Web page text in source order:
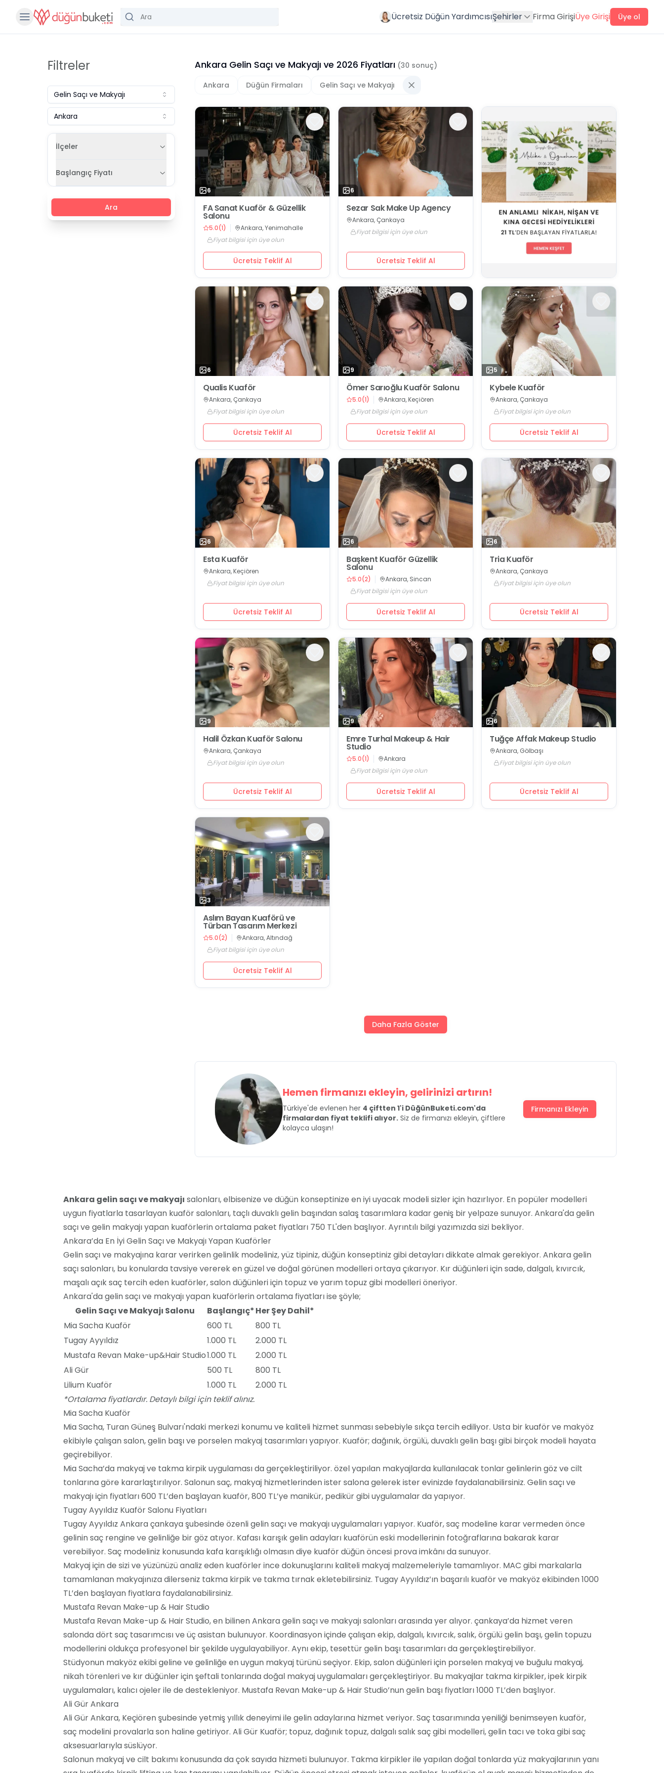
Ücretsiz Düğün YardımcısıŞehirler Firma GirişiÜye Girişi Üye ol
Filtreler
Gelin Saçı ve Makyajı
Ankara
İlçeler
Başlangıç Fiyatı
Ara
Ankara Gelin Saçı ve Makyajı ve 2026 Fiyatları (30 sonuç)
Ankara
Düğün Firmaları Gelin Saçı ve Makyajı
6
FA Sanat Kuaför & Güzellik
Salonu
5.0(1)
Ankara, Yenimahalle
Fiyat bilgisi için üye olun
Ücretsiz Teklif Al
6
Sezar Sak Make Up Agency
Ankara, Çankaya
Fiyat bilgisi için üye olun
Ücretsiz Teklif Al
6
Qualis Kuaför
Ankara, Çankaya
Fiyat bilgisi için üye olun
Ücretsiz Teklif Al
9
Ömer Sarıoğlu Kuaför Salonu
5.0(1)
Ankara, Keçiören
Fiyat bilgisi için üye olun
Ücretsiz Teklif Al
5
Kybele Kuaför
Ankara, Çankaya
Fiyat bilgisi için üye olun
Ücretsiz Teklif Al
6
Esta Kuaför
Ankara, Keçiören
Fiyat bilgisi için üye olun
Ücretsiz Teklif Al
6
Başkent Kuaför Güzellik
Salonu
5.0(2)
Ankara, Sincan
Fiyat bilgisi için üye olun
Ücretsiz Teklif Al
6
Tria Kuaför
Ankara, Çankaya
Fiyat bilgisi için üye olun
Ücretsiz Teklif Al
9
Halil Özkan Kuaför Salonu
Ankara, Çankaya
Fiyat bilgisi için üye olun
Ücretsiz Teklif Al
9
Emre Turhal Makeup & Hair
Studio
5.0(1)
Ankara
Fiyat bilgisi için üye olun
Ücretsiz Teklif Al
6
Tuğçe Affak Makeup Studio
Ankara, Gölbaşı
Fiyat bilgisi için üye olun
Ücretsiz Teklif Al
3
Aslım Bayan Kuaförü ve
Türban Tasarım Merkezi
5.0(2)
Ankara, Altındağ
Fiyat bilgisi için üye olun
Ücretsiz Teklif Al
Daha Fazla Göster
Hemen firmanızı ekleyin, gelirinizi artırın!
Türkiye'de evlenen her 4 çiftten 1'i DüğünBuketi.com'da
firmalardan fiyat teklifi alıyor. Siz de firmanızı ekleyin, çiftlere
kolayca ulaşın!
Firmanızı Ekleyin
Ankara gelin saçı ve makyajı salonları, elbisenize ve düğün konseptinize en iyi uyacak modeli sizler için hazırlıyor. En popüler modelleri
uygun fiyatlarla tasarlayan kuaför salonları, taçlı duvaklı gelin başından salaş tasarımlara kadar geniş bir yelpaze sunuyor. Ankara'da gelin
saçı ve gelin makyajı yapan kuaförlerin ortalama paket fiyatları 750 TL'den başlıyor. Ayrıntılı bilgi yazımızda sizi bekliyor.
Ankara’da En İyi Gelin Saçı ve Makyajı Yapan Kuaförler
Gelin saçı ve makyajına karar verirken gelinlik modeliniz, yüz tipiniz, düğün konseptiniz gibi detayları dikkate almak gerekiyor. Ankara gelin
saçı salonları, bu konularda tavsiye vererek en güzel ve doğal görünen modelleri ortaya çıkarıyor. Kır düğünleri için sade, dalgalı, kıvırcık,
maşalı açık saç tercih eden kuaförler, salon düğünleri için topuz ve yarım topuz gibi modelleri öneriyor.
Ankara'da gelin saçı ve makyajı yapan kuaförlerin ortalama fiyatları ise şöyle;
Gelin Saçı ve Makyajı Salonu
Başlangıç* Her Şey Dahil*
Mia Sacha Kuaför
600 TL
800 TL
Tugay Ayyıldız
1.000 TL
2.000 TL
Mustafa Revan Make-up&Hair Studio1.000 TL
2.000 TL
Ali Gür
500 TL
800 TL
Lilium Kuaför
1.000 TL
2.000 TL
*Ortalama fiyatlardır. Detaylı bilgi için teklif alınız.
Mia Sacha Kuaför
Mia Sacha, Turan Güneş Bulvarı'ndaki merkezi konumu ve kaliteli hizmet sunması sebebiyle sıkça tercih ediliyor. Usta bir kuaför ve makyöz
ekibiyle çalışan salon, gelin başı ve porselen makyaj tasarımları yapıyor. Kuaför; dağınık, örgülü, duvaklı gelin başı gibi birçok modeli hayata
geçirebiliyor.
Mia Sacha’da makyaj ve takma kirpik uygulaması da gerçekleştiriliyor. özel yapılan makyajlarda kullanılacak tonlar gelinlerin göz ve cilt
tonlarına göre kararlaştırılıyor. Salonun saç, makyaj hizmetlerinden ister salona gelerek ister evinizde faydalanabilirsiniz. Gelin saçı ve
makyajı için fiyatları 600 TL’den başlayan kuaför, 800 TL’ye manikür, pedikür gibi uygulamalar da yapıyor.
Tugay Ayyıldız Kuaför Salonu Fiyatları
Tugay Ayyıldız Ankara çankaya şubesinde özenli gelin saçı ve makyajı uygulamaları yapıyor. Kuaför, saç modeline karar vermeden önce
gelinin saç rengine ve gelinliğe bir göz atıyor. Kafası karışık gelin adayları kuaförün eski modellerinin fotoğraflarına bakarak karar
verebiliyor. Saç modeliniz konusunda kafa karışıklığı olmasın diye kuaför düğün öncesi prova imkânı da sunuyor.
Makyaj için de sizi ve yüzünüzü analiz eden kuaförler ince dokunuşlarını kaliteli makyaj malzemeleriyle tamamlıyor. MAC gibi markalarla
tamamlanan makyajınıza dilerseniz takma kirpik ve takma tırnak ekletebilirsiniz. Tugay Ayyıldız’ın başarılı kuaför ve makyöz ekibinden 1000
TL’den başlayan fiyatlara faydalanabilirsiniz.
Mustafa Revan Make-up & Hair Studio
Mustafa Revan Make-up & Hair Studio, en bilinen Ankara gelin saçı ve makyajı salonları arasında yer alıyor. çankaya’da hizmet veren
salonda dört saç tasarımcısı ve üç asistan bulunuyor. Koordinasyon içinde çalışan ekip, dalgalı, kıvırcık, salık, örgülü gelin başı, gelin topuzu
modellerini oldukça profesyonel bir şekilde uygulayabiliyor. Aynı ekip, tesettür gelin başı tasarımları da gerçekleştirebiliyor.
Stüdyonun makyöz ekibi geline ve gelinliğe en uygun makyaj türünü seçiyor. Ekip, salon düğünleri için porselen makyaj ve buğulu makyaj,
nikah törenleri ve kır düğünler için şeftali tonlarında doğal makyaj uygulamaları gerçekleştiriyor. Bu makyajlar takma kirpikler, ipek kirpik
uygulamaları, kalıcı ojeler ile de destekleniyor. Mustafa Revan Make-up & Hair Studio’nun gelin başı fiyatları 1000 TL’den başlıyor.
Ali Gür Ankara
Ali Gür Ankara, Keçiören şubesinde yetmiş yıllık deneyimi ile gelin adaylarına hizmet veriyor. Saç tasarımında yeniliği benimseyen kuaför,
saç modelini provalarla son haline getiriyor. Ali Gür Kuaför; topuz, dağınık topuz, dalgalı salık saç gibi modelleri, gelin tacı ve toka gibi saç
aksesuarlarıyla süslüyor.
Salonun makyaj ve cilt bakımı konusunda da çok sayıda hizmeti bulunuyor. Takma kirpikler ile yapılan doğal tonlarda yüz makyajlarının yanı